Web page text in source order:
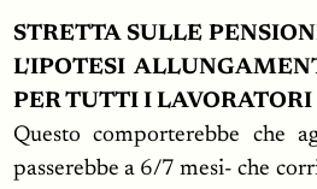
STRETTA SULLE
L'IPOTESI
PER TUTTI I LAVORATORI
Questo comporterebbe che
passerebbe a 6/7 mesi- che